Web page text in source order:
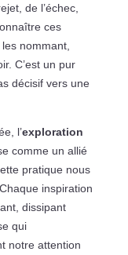
de l’échec,
ces
nommant,
C’est un pur
décisif vers une
l’exploration
comme un allié
pratique nous
inspiration
dissipant
qui
notre attention